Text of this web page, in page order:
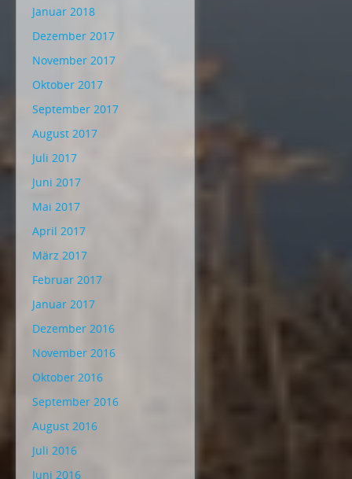
Januar 2018
Dezember 2017
November 2017
Oktober 2017
September 2017
August 2017
Juli 2017
Juni 2017
Mai 2017
April 2017
März 2017
Februar 2017
Januar 2017
Dezember 2016
November 2016
Oktober 2016
September 2016
August 2016
Juli 2016
Juni 2016